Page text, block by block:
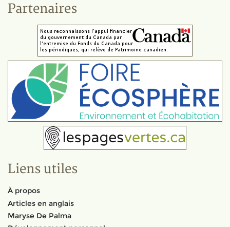
Partenaires
Liens utiles
À propos
Articles en anglais
Maryse De Palma